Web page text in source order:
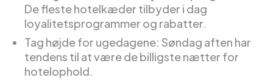
De fleste hotelkæder tilbyder i dag
loyalitetsprogrammer og rabatter.
Tag højde for ugedagene: Søndag aften har
tendens til at være de billigste nætter for
hotelophold.